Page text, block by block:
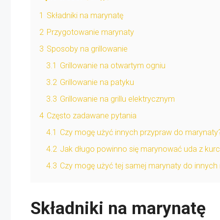
1 Składniki na marynatę
2 Przygotowanie marynaty
3 Sposoby na grillowanie
3.1 Grillowanie na otwartym ogniu
3.2 Grillowanie na patyku
3.3 Grillowanie na grillu elektrycznym
4 Często zadawane pytania
4.1 Czy mogę użyć innych przypraw do
4.2 Jak długo powinno się marynować uda z
4.3 Czy mogę użyć tej samej marynaty do innych
Składniki na marynatę